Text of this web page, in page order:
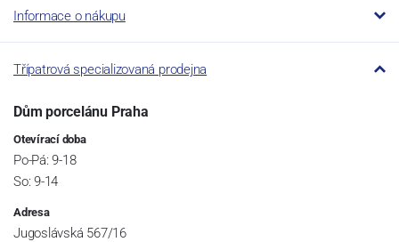
Informace o nákupu
Třípatrová specializovaná prodejna
Dům porcelánu Praha
Otevírací doba
Po-Pá: 9-18
So: 9-14
Adresa
Jugoslávská 567/16